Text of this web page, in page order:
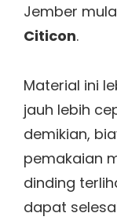
Jember
Citicon.
Material ini
jauh lebih
demikian,
pemakaian
dinding
dapat